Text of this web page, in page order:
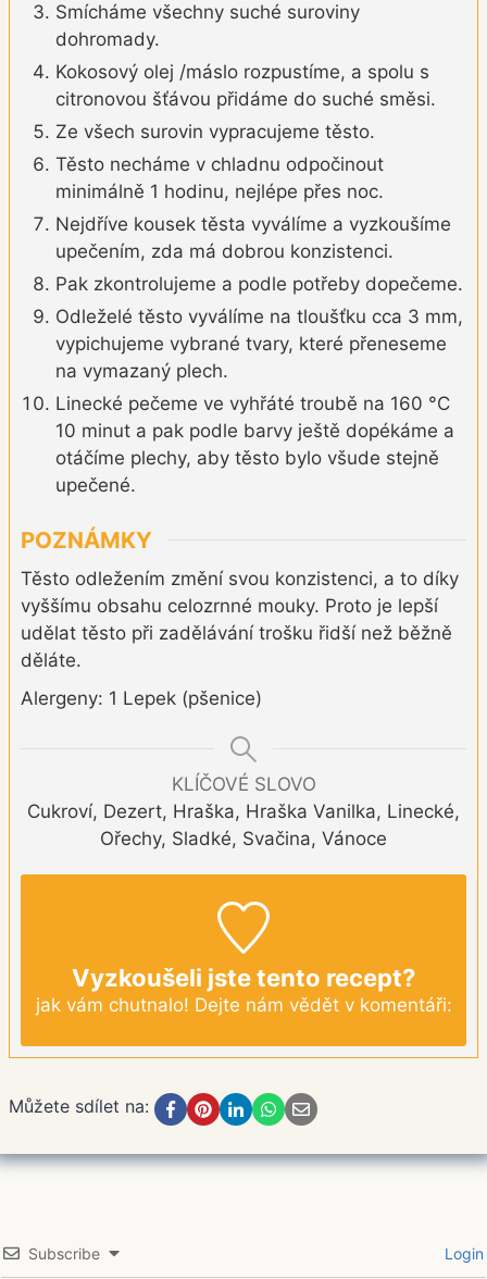
Smícháme všechny suché suroviny
dohromady.
Kokosový olej /máslo rozpustíme, a spolu s
citronovou šťávou přidáme do suché směsi.
Ze všech surovin vypracujeme těsto.
Těsto necháme v chladnu odpočinout
minimálně 1 hodinu, nejlépe přes noc.
Nejdříve kousek těsta vyválíme a vyzkoušíme
upečením, zda má dobrou konzistenci.
Pak zkontrolujeme a podle potřeby dopečeme.
Odleželé těsto vyválíme na tloušťku cca 3 mm,
vypichujeme vybrané tvary, které přeneseme
na vymazaný plech.
Linecké pečeme ve vyhřáté troubě na 160 °C
10 minut a pak podle barvy ještě dopékáme a
otáčíme plechy, aby těsto bylo všude stejně
upečené.
POZNÁMKY
Těsto odležením změní svou konzistenci, a to díky
vyššímu obsahu celozrnné mouky. Proto je lepší
udělat těsto při zadělávání trošku řidší než běžně
děláte.
Alergeny: 1 Lepek (pšenice)
KLÍČOVÉ SLOVO
Cukroví, Dezert, Hraška, Hraška Vanilka, Linecké,
Ořechy, Sladké, Svačina, Vánoce
Vyzkoušeli jste tento recept?
jak vám chutnalo! Dejte nám vědět v komentáři:
Můžete sdílet na:
Subscribe Login